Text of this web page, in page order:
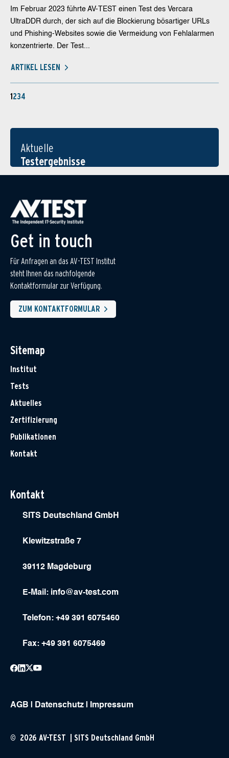
Im Februar 2023 führte AV-TEST einen Test des Vercara
UltraDDR durch, der sich auf die Blockierung bösartiger URLs
und Phishing-Websites sowie die Vermeidung von Fehlalarmen
konzentrierte. Der Test...
ARTIKEL LESEN
1234
Aktuelle
Testergebnisse
Get in touch
Für Anfragen an das AV-TEST Institut
steht Ihnen das nachfolgende
Kontaktformular zur Verfügung.
ZUM KONTAKTFORMULAR
Sitemap
Institut
Tests
Aktuelles
Zertifizierung
Publikationen
Kontakt
Kontakt
SITS Deutschland GmbH
Klewitzstraße 7
39112 Magdeburg
E-Mail: info@av-test.com
Telefon: +49 391 6075460
Fax: +49 391 6075469
AGB Datenschutz Impressum
© 2026 AV-TEST | SITS Deutschland GmbH